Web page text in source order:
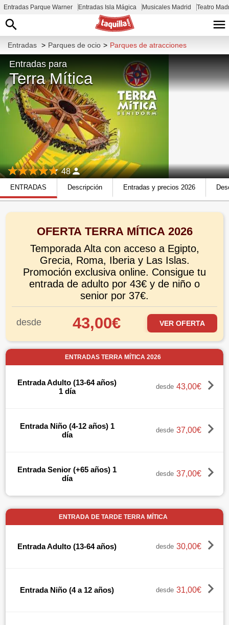
Entradas Parque Warner Entradas Isla Mágica Musicales Madrid Teatro
Entradas > Parques de ocio > Parques de atracciones
Entradas para
Terra Mítica
48
ENTRADAS Descripción Entradas y precios 2026
OFERTA TERRA MÍTICA 2026
Temporada Alta con acceso a Egipto,
Grecia, Roma, Iberia y Las Islas.
Promoción exclusiva online. Consigue tu
entrada de adulto por 43€ y de niño o
senior por 37€.
desde 43,00€ VER OFERTA
ENTRADAS TERRA MÍTICA 2026
Entrada Adulto (13-64 años)
1 día
desde 43,00€
Entrada Niño (4-12 años) 1
día
desde 37,00€
Entrada Senior (+65 años) 1
día
desde 37,00€
ENTRADA DE TARDE TERRA MÍTICA
Entrada Adulto (13-64 años) desde 30,00€
Entrada Niño (4 a 12 años) desde 31,00€